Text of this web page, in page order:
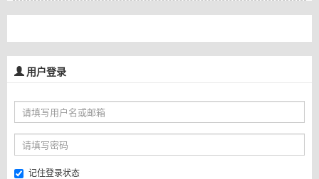
用户登录
记住登录状态